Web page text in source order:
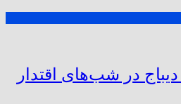
در شب‌های اقتدار